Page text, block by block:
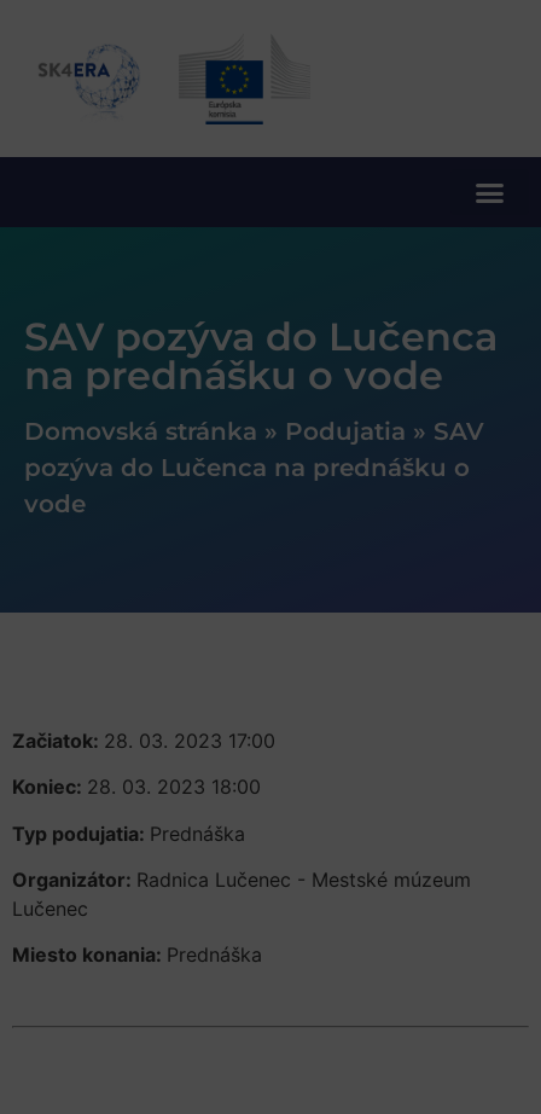
SAV pozýva do Lučenca
na prednášku o vode
Domovská stránka » Podujatia » SAV
pozýva do Lučenca na prednášku o
vode
Začiatok: 28. 03. 2023 17:00
Koniec: 28. 03. 2023 18:00
Typ podujatia: Prednáška
Organizátor: Radnica Lučenec - Mestské múzeum
Lučenec
Miesto konania: Prednáška